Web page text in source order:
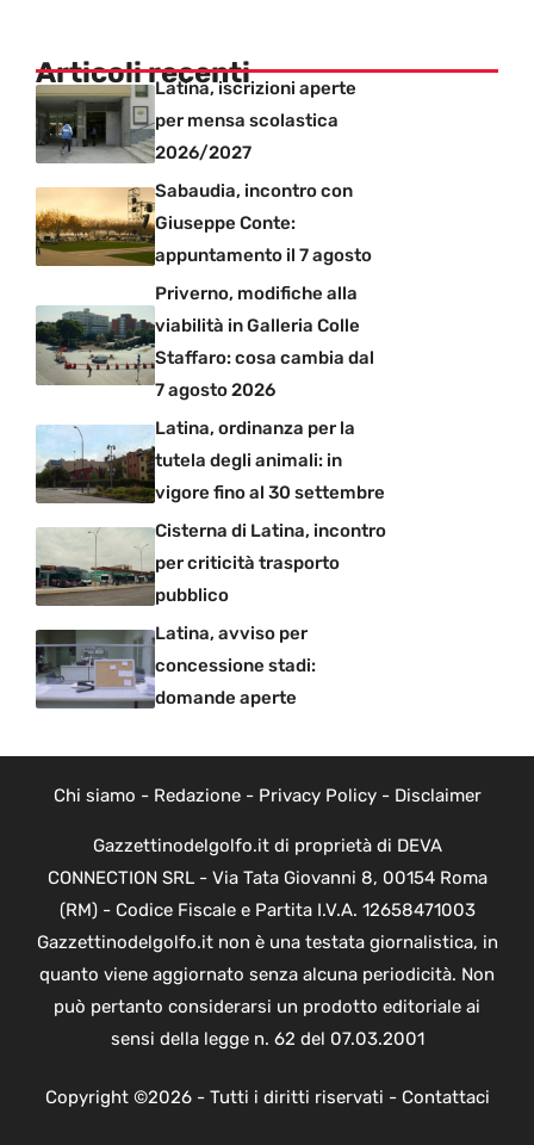
Articoli recentiLatina, iscrizioni aperte
per mensa scolastica
2026/2027
Sabaudia, incontro con
Giuseppe Conte:
appuntamento il 7 agosto
Priverno, modifiche alla
viabilità in Galleria Colle
Staffaro: cosa cambia dal
7 agosto 2026
Latina, ordinanza per la
tutela degli animali: in
vigore fino al 30 settembre
Cisterna di Latina, incontro
per criticità trasporto
pubblico
Latina, avviso per
concessione stadi:
domande aperte
Chi siamo - Redazione- Privacy Policy- Disclaimer
Gazzettinodelgolfo.it di proprietà di DEVA
CONNECTION SRL - Via Tata Giovanni 8, 00154 Roma
(RM) - Codice Fiscale e Partita I.V.A. 12658471003
Gazzettinodelgolfo.it non è una testata giornalistica, in
quanto viene aggiornato senza alcuna periodicità. Non
può pertanto considerarsi un prodotto editoriale ai
sensi della legge n. 62 del 07.03.2001
Copyright ©2026 - Tutti i diritti riservati - Contattaci